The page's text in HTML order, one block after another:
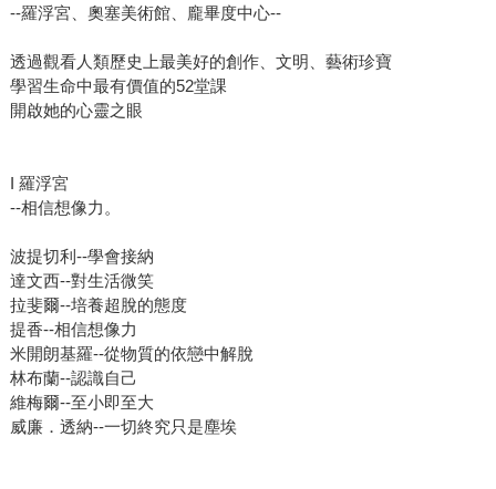
--羅浮宮、奧塞美術館、龐畢度中心--
透過觀看人類歷史上最美好的創作、文明、藝術珍寶
學習生命中最有價值的52堂課
開啟她的心靈之眼
I 羅浮宮
--相信想像力。
波提切利--學會接納
達文西--對生活微笑
拉斐爾--培養超脫的態度
提香--相信想像力
米開朗基羅--從物質的依戀中解脫
林布蘭--認識自己
維梅爾--至小即至大
威廉．透納--一切終究只是塵埃